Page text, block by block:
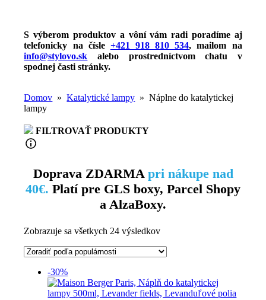
S výberom produktov a vôní vám radi poradíme aj
telefonicky na čísle +421 918 810 534, mailom na
info@stylovo.sk alebo prostredníctvom chatu v
spodnej časti stránky.
Domov »Katalytické lampy » Náplne do katalytickej
lampy
FILTROVAŤ PRODUKTY
Doprava ZDARMA pri nákupe nad
40€. Platí pre GLS boxy, Parcel Shopy
a AlzaBoxy.
Zobrazuje sa všetkych 24 výsledkov
-30%